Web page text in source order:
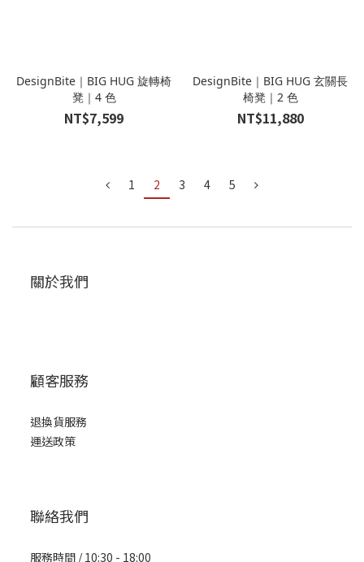
DesignBite｜BIG HUG 旋轉椅
凳｜4 色
NT$7,599
DesignBite｜BIG HUG 玄關長
椅凳｜2 色
NT$11,880
1 2 3 4 5
關於我們
顧客服務
退換貨服務
運送政策
聯絡我們
服務時間 / 10:30 - 18:00